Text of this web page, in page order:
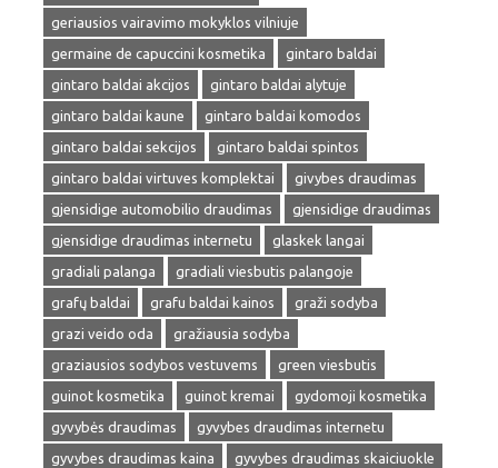
geriausios vairavimo mokyklos vilniuje
germaine de capuccini kosmetika
gintaro baldai
gintaro baldai akcijos
gintaro baldai alytuje
gintaro baldai kaune
gintaro baldai komodos
gintaro baldai sekcijos
gintaro baldai spintos
gintaro baldai virtuves komplektai
givybes draudimas
gjensidige automobilio draudimas
gjensidige draudimas
gjensidige draudimas internetu
glaskek langai
gradiali palanga
gradiali viesbutis palangoje
grafų baldai
grafu baldai kainos
graži sodyba
grazi veido oda
gražiausia sodyba
graziausios sodybos vestuvems
green viesbutis
guinot kosmetika
guinot kremai
gydomoji kosmetika
gyvybės draudimas
gyvybes draudimas internetu
gyvybes draudimas kaina
gyvybes draudimas skaiciuokle